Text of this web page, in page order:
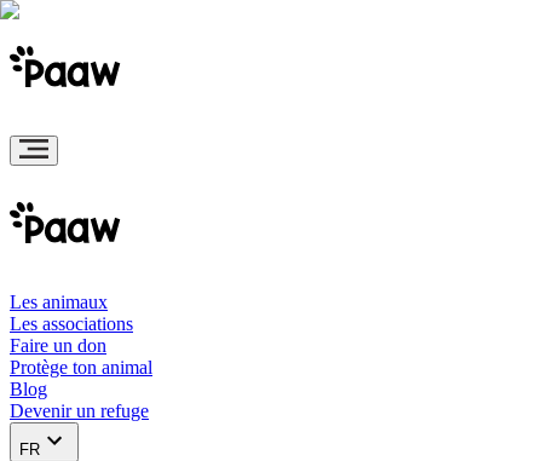
Les animaux
Les associations
Faire un don
Protège ton animal
Blog
Devenir un refuge
FR